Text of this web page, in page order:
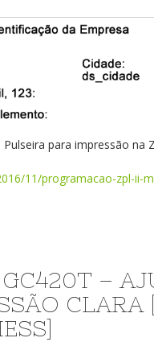
para impressão na
11/programacao-zpl-ii-
GC420T –
CLARA